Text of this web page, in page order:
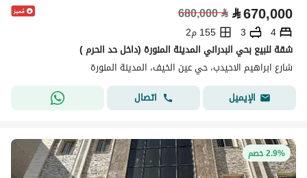
⃁670,000
⃁
680,000
4
3
155 م2
شقة للبيع بحي البدراني المدينة المنورة (داخل حد الحرم )
شارع ابراهيم الاحيدب، حي عين الخيف، المدينة المنورة
الإيميل
اتصال
2.9% خصم